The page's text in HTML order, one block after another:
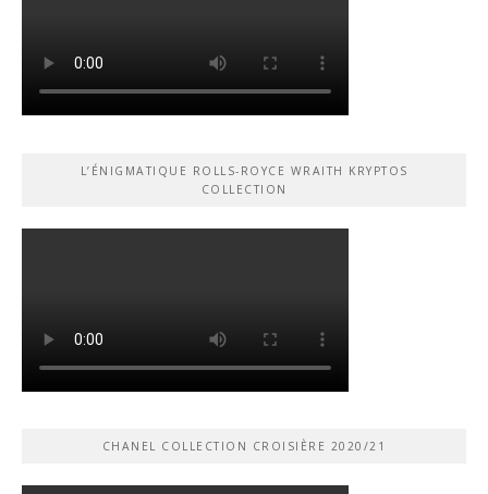
L’ÉNIGMATIQUE ROLLS-ROYCE WRAITH KRYPTOS
COLLECTION
CHANEL COLLECTION CROISIÈRE 2020/21